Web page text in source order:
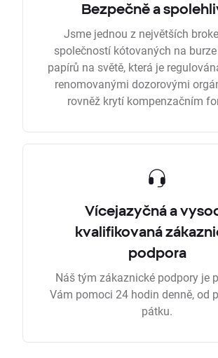
Bezpečně a
Jsme jednou z největších
společností kótovaných na
papírů na světě, která je
renomovanými dozorovými
rovněž krytí kompenzačním
Vícejazyčná a
kvalifikovaná
podpora
Náš tým zákaznické podpory je
Vám pomoci 24 hodin denně, od
pátku.